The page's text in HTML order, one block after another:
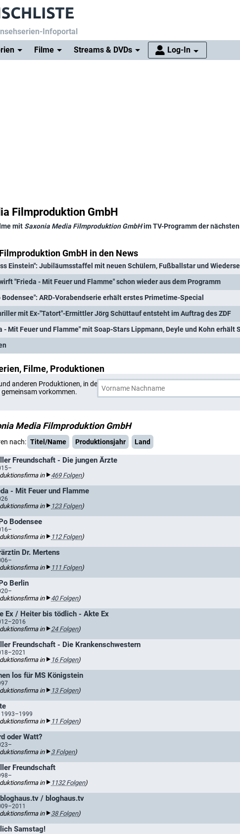
Infoportal
Filme Streams & DVDs Log-In
Filmproduktion GmbH
mit Saxonia Media Filmproduktion GmbHim TV-Programm der nächsten
GmbH in den News
"Frieda - Mit Feuer und Flamme" schon wieder aus dem Programm
Bodensee": ARD-Vorabendserie erhält erstes Primetime-Special
mit Ex-"Tatort"-Ermittler Jörg Schüttauf entsteht im Auftrag des ZDF
Filme, Produktionen
anderen Produktionen, in denen Saxonia Media Filmproduktion GmbH
vorkommen.
Media Filmproduktion GmbH
nach: Titel/Name Produktionsjahr Land
Freundschaft - Die jungen Ärzte
in 469 Folgen)
- Mit Feuer und Flamme
in 123 Folgen)
Bodensee
in 112 Folgen)
Dr. Mertens
in 111 Folgen)
Berlin
in 40 Folgen)
Ex / Heiter bis tödlich - Akte Ex
in 24 Folgen)
Freundschaft - Die Krankenschwestern
in 16 Folgen)
los für MS Königstein
in 13 Folgen)
1993–1999
in 11 Folgen)
oder Watt?
in 3 Folgen)
Freundschaft
in 1132 Folgen)
/ bloghaus.tv
in 38 Folgen)
Samstag!